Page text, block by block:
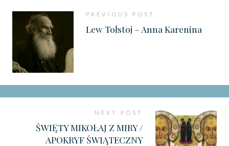
PREVIOUS POST
Lew Tołstoj – Anna Karenina
NEXT POST
ŚWIĘTY MIKOŁAJ Z MIRY /
APOKRYF ŚWIĄTECZNY